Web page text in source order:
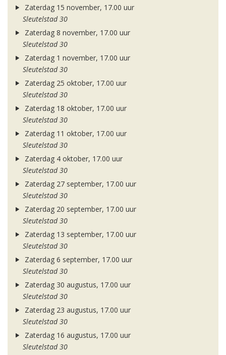
Zaterdag 15 november, 17.00 uur
Sleutelstad 30
Zaterdag 8 november, 17.00 uur
Sleutelstad 30
Zaterdag 1 november, 17.00 uur
Sleutelstad 30
Zaterdag 25 oktober, 17.00 uur
Sleutelstad 30
Zaterdag 18 oktober, 17.00 uur
Sleutelstad 30
Zaterdag 11 oktober, 17.00 uur
Sleutelstad 30
Zaterdag 4 oktober, 17.00 uur
Sleutelstad 30
Zaterdag 27 september, 17.00 uur
Sleutelstad 30
Zaterdag 20 september, 17.00 uur
Sleutelstad 30
Zaterdag 13 september, 17.00 uur
Sleutelstad 30
Zaterdag 6 september, 17.00 uur
Sleutelstad 30
Zaterdag 30 augustus, 17.00 uur
Sleutelstad 30
Zaterdag 23 augustus, 17.00 uur
Sleutelstad 30
Zaterdag 16 augustus, 17.00 uur
Sleutelstad 30